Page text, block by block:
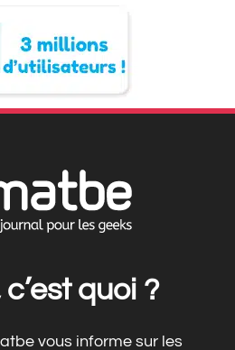
quoi ?
vous informe sur les